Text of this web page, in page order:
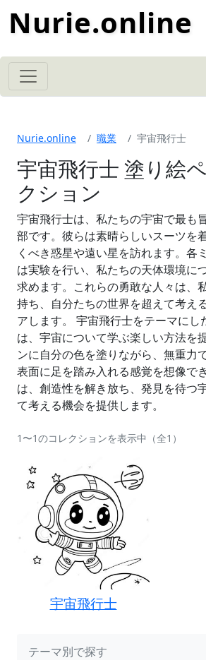
Nurie.online
Nurie.online 職業 宇宙飛行士
宇宙飛行士 塗り絵
クション
宇宙飛行士は、私たちの宇宙で最も
部です。彼らは素晴らしいスーツを
くべき惑星や遠い星を訪れます。各
は実験を行い、私たちの天体環境に
求めます。これらの勇敢な人々は、
持ち、自分たちの世界を超えて考え
アします。 宇宙飛行士をテーマにし
は、宇宙について学ぶ楽しい方法を
ンに自分の色を塗りながら、無重力
表面に足を踏み入れる感覚を想像で
は、創造性を解き放ち、発見を待つ
て考える機会を提供します。
1〜1のコレクションを表示中（全1）
宇宙飛行士
テーマ別で探す